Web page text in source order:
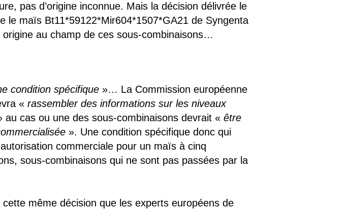
pas d’origine inconnue. Mais la décision délivrée le
le maïs Bt11*59122*Mir604*1507*GA21 de Syngenta
au champ de ces sous-combinaisons…
condition spécifique »… La Commission européenne
«rassembler des informations sur les niveaux
au cas ou une des sous-combinaisons devrait «être
». Une condition spécifique donc qui
commerciale pour un maïs à cinq
sous-combinaisons qui ne sont pas passées par la
même décision que les experts européens de